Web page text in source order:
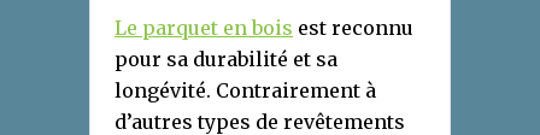
Le parquet en bois est reconnu
pour sa durabilité et sa
longévité. Contrairement à
d’autres types de revêtements